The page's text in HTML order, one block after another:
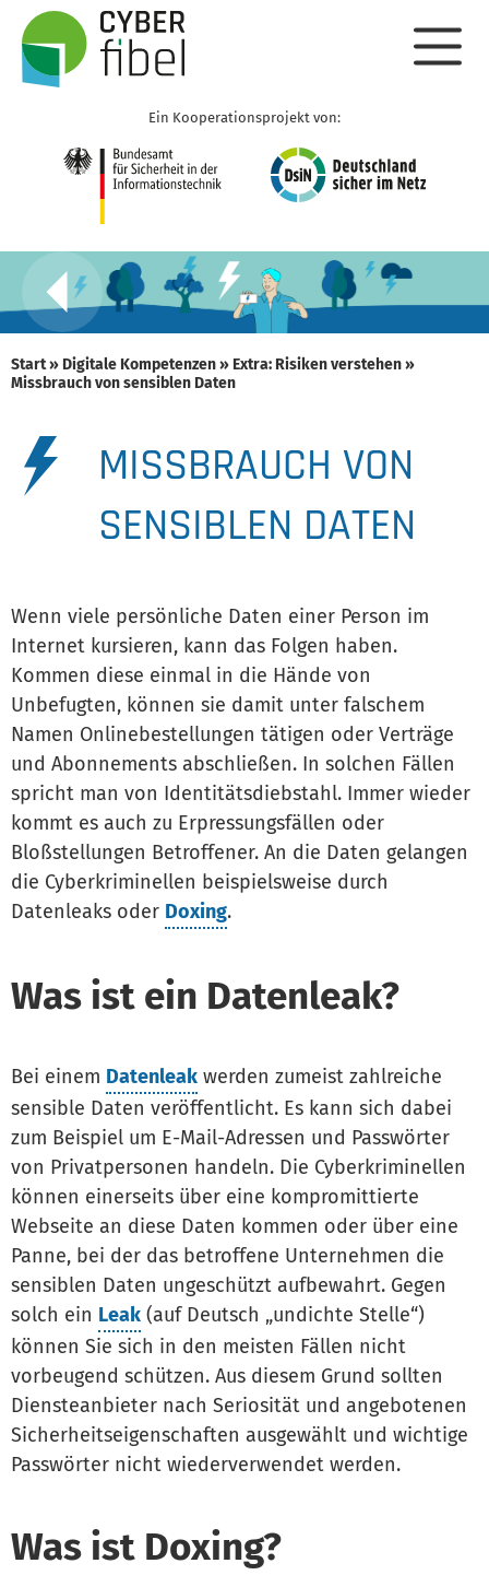
Ein Kooperationsprojekt von:
Start» Digitale Kompetenzen» Extra: Risiken verstehen»
Missbrauch von sensiblen Daten
MISSBRAUCH VON
SENSIBLEN DATEN
Wenn viele persönliche Daten einer Person im
Internet kursieren, kann das Folgen haben.
Kommen diese einmal in die Hände von
Unbefugten, können sie damit unter falschem
Namen Onlinebestellungen tätigen oder Verträge
und Abonnements abschließen. In solchen Fällen
spricht man von Identitätsdiebstahl. Immer wieder
kommt es auch zu Erpressungsfällen oder
Bloßstellungen Betroffener. An die Daten gelangen
die Cyberkriminellen beispielsweise durch
Datenleaks oder Doxing.
Was ist ein Datenleak?
Bei einem Datenleak werden zumeist zahlreiche
sensible Daten veröffentlicht. Es kann sich dabei
zum Beispiel um E-Mail-Adressen und Passwörter
von Privatpersonen handeln. Die Cyberkriminellen
können einerseits über eine kompromittierte
Webseite an diese Daten kommen oder über eine
Panne, bei der das betroffene Unternehmen die
sensiblen Daten ungeschützt aufbewahrt. Gegen
solch ein Leak (auf Deutsch „undichte Stelle“)
können Sie sich in den meisten Fällen nicht
vorbeugend schützen. Aus diesem Grund sollten
Diensteanbieter nach Seriosität und angebotenen
Sicherheitseigenschaften ausgewählt und wichtige
Passwörter nicht wiederverwendet werden.
Was ist Doxing?